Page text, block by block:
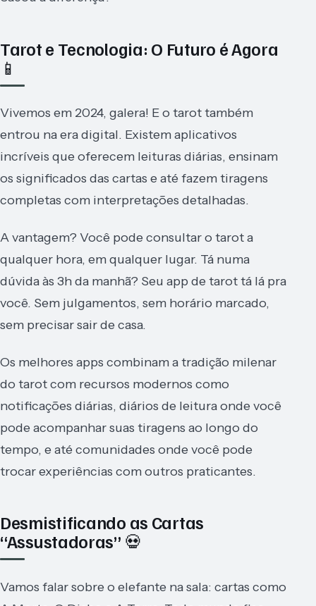
Tarot e Tecnologia: O Futuro é Agora
📱
Vivemos em 2024, galera! E o tarot também
entrou na era digital. Existem aplicativos
incríveis que oferecem leituras diárias, ensinam
os significados das cartas e até fazem tiragens
completas com interpretações detalhadas.
A vantagem? Você pode consultar o tarot a
qualquer hora, em qualquer lugar. Tá numa
dúvida às 3h da manhã? Seu app de tarot tá lá pra
você. Sem julgamentos, sem horário marcado,
sem precisar sair de casa.
Os melhores apps combinam a tradição milenar
do tarot com recursos modernos como
notificações diárias, diários de leitura onde você
pode acompanhar suas tiragens ao longo do
tempo, e até comunidades onde você pode
trocar experiências com outros praticantes.
Desmistificando as Cartas
“Assustadoras” 💀
Vamos falar sobre o elefante na sala: cartas como